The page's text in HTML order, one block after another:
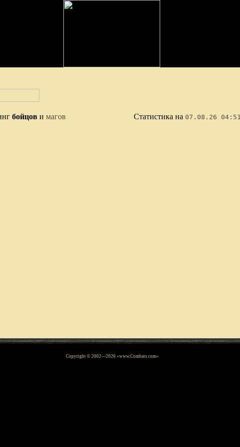
бойцов и магов Статистика на 07.08.26 04:51
Copyright © 2002—2026«www.Combats.com»